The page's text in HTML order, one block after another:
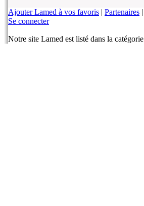
Ajouter Lamed à vos favoris | Partenaires |
Se connecter
Notre site Lamed est listé dans la catégorie